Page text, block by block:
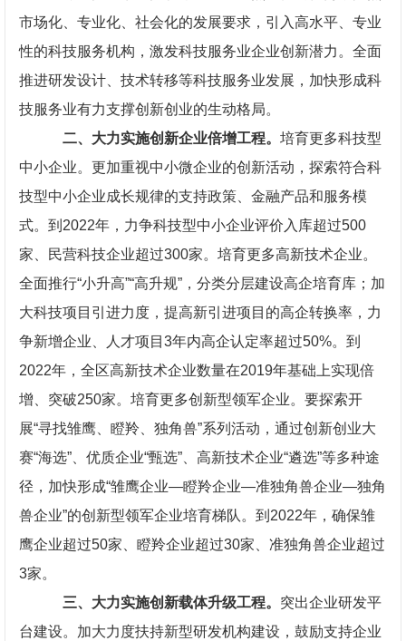
市场化、专业化、社会化的发展要求，引入高水平、专业
性的科技服务机构，激发科技服务业企业创新潜力。全面
推进研发设计、技术转移等科技服务业发展，加快形成科
技服务业有力支撑创新创业的生动格局。
二、大力实施创新企业倍增工程。 培育更多科技型
中小企业。更加重视中小微企业的创新活动，探索符合科
技型中小企业成长规律的支持政策、金融产品和服务模
式。到2022年，力争科技型中小企业评价入库超过500
家、民营科技企业超过300家。培育更多高新技术企业。
全面推行“小升高”“高升规”，分类分层建设高企培育库；加
大科技项目引进力度，提高新引进项目的高企转换率，力
争新增企业、人才项目3年内高企认定率超过50%。到
2022年，全区高新技术企业数量在2019年基础上实现倍
增、突破250家。培育更多创新型领军企业。要探索开
展“寻找雏鹰、瞪羚、独角兽”系列活动，通过创新创业大
赛“海选”、优质企业“甄选”、高新技术企业“遴选”等多种途
径，加快形成“雏鹰企业—瞪羚企业—准独角兽企业—独角
兽企业”的创新型领军企业培育梯队。到2022年，确保雏
鹰企业超过50家、瞪羚企业超过30家、准独角兽企业超过
3家。
三、大力实施创新载体升级工程。 突出企业研发平
台建设。加大力度扶持新型研发机构建设，鼓励支持企业